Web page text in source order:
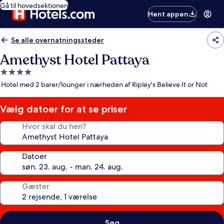
Gå til hovedsektionen
Hent appen
Se alle overnatningssteder
Amethyst Hotel Pattaya
4.0-
stjernet
Hotel med 2 barer/lounger i nærheden af Ripley's Believe It or Not
Vælg datoer for at se priser
Hvor skal du hen?
Datoer
Gæster